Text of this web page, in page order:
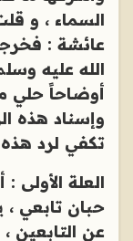
السماء ، و
عائشة :
الله عليه
أوضاحاً حلي
وإسناد هذه
تكفي لرد هذه
العلة
حبان تابعي
عن التابعين